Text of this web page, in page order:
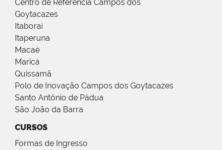
Centro de Referência Campos dos
Goytacazes
Itaboraí
Itaperuna
Macaé
Maricá
Quissamã
Polo de Inovação Campos dos Goytacazes
Santo Antônio de Pádua
São João da Barra
CURSOS
Formas de Ingresso